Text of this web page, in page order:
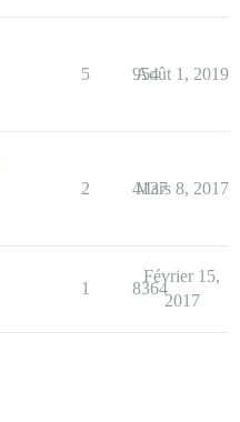
5 954
Août 1, 2019
2 4137
Mars 8, 2017
1 8364
Février 15,
2017